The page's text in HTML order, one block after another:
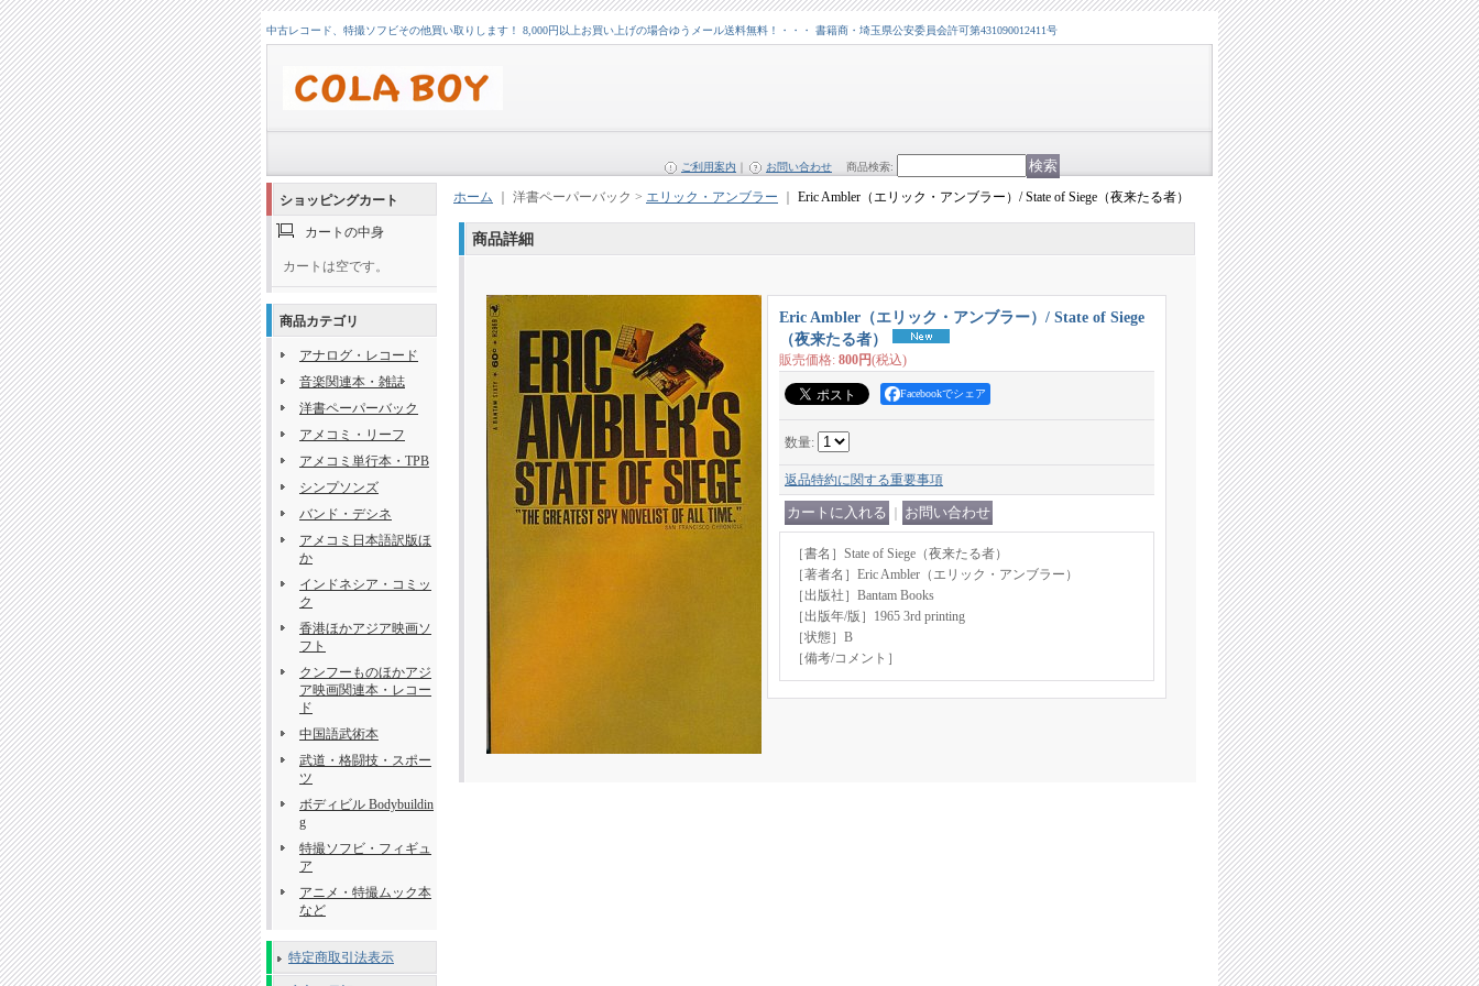
中古レコード、特撮ソフビその他買い取りします！ 8,000円以上お買い上げの場合ゆうメール送料無料！・・・ 書籍商・埼玉県公安委員会許可第431090012411号
ご利用案内 お問い合わせ 商品検索:
ショッピングカート
カートの中身
カートは空です。
商品カテゴリ
アナログ・レコード
音楽関連本・雑誌
洋書ペーパーバック
アメコミ・リーフ
アメコミ単行本・TPB
シンプソンズ
バンド・デシネ
アメコミ日本語訳版ほ
か
インドネシア・コミッ
ク
香港ほかアジア映画ソ
フト
クンフーものほかアジ
ア映画関連本・レコー
ド
中国語武術本
武道・格闘技・スポー
ツ
ボディビル Bodybuildin
g
特撮ソフビ・フィギュ
ア
アニメ・特撮ムック本
など
特定商取引法表示
ホーム ｜ 洋書ペーパーバック > エリック・アンブラー Eric Ambler（エリック・アンブラー）/ State of Siege（夜来たる者）
商品詳細
Eric Ambler（エリック・アンブラー）/ State of Siege
（夜来たる者）
販売価格: 800円(税込)
Facebookでシェア
数量:
返品特約に関する重要事項
［書名］State of Siege（夜来たる者）
［著者名］Eric Ambler（エリック・アンブラー）
［出版社］Bantam Books
［出版年/版］1965 3rd printing
［状態］B
［備考/コメント］